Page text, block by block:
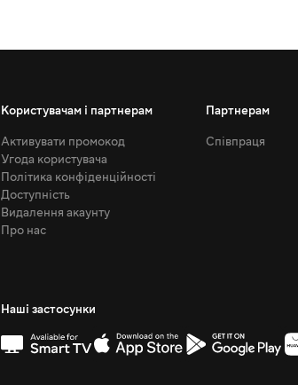
Користувачам і партнерам
Активувати промокод
Угода користувача
Політика конфіденційності
Доступність
Видалення акаунту
Про нас
Партнерам
Співпраця
Наші застосунки